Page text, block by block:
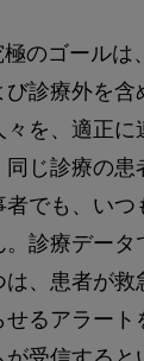
極のゴールは
診療外を含
を、適正に
じ診療の患
でも、いつ
診療データ
、患者が救
せるアラート